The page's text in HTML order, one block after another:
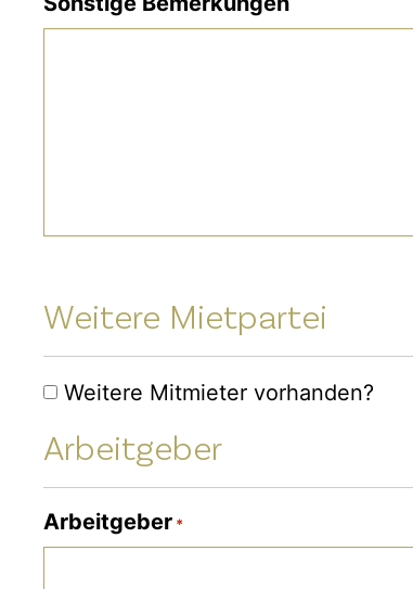
Weitere Mietpartei
Weitere
Weitere Mitmieter vorhanden?
Arbeitgeber
Arbeitgeber *